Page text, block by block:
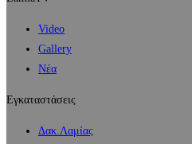
Video
Gallery
Νέα
Εγκαταστάσεις
Δακ.Λαμίας